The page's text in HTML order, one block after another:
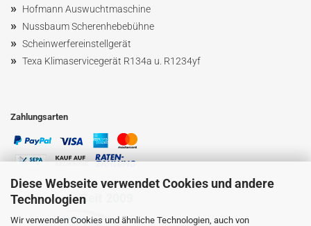
Diese Webseite verwendet Cookies und andere
Technologien
Wir verwenden Cookies und ähnliche Technologien, auch von
» Hofmann Auswuchtmaschine
» NussbaumScherenhebebühne
» Scheinwerfereinstellgerät
» Texa Klimaservicegerät R134a u. R1234yf
Zahlungsarten